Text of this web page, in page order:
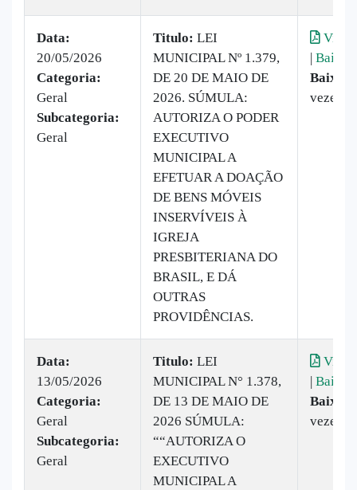
Data:
20/05/2026
Categoria:
Geral
Subcategoria:
Geral
Titulo: LEI
MUNICIPAL Nº 1.379,
DE 20 DE MAIO DE
2026. SÚMULA:
AUTORIZA O PODER
EXECUTIVO
MUNICIPAL A
EFETUAR A DOAÇÃO
DE BENS MÓVEIS
INSERVÍVEIS À
IGREJA
PRESBITERIANA DO
BRASIL, E DÁ
OUTRAS
PROVIDÊNCIAS.
| Baixar
vezes
Data:
13/05/2026
Categoria:
Geral
Subcategoria:
Geral
Titulo: LEI
MUNICIPAL N° 1.378,
DE 13 DE MAIO DE
2026 SÚMULA:
““AUTORIZA O
EXECUTIVO
MUNICIPAL A
| Baixar
vezes